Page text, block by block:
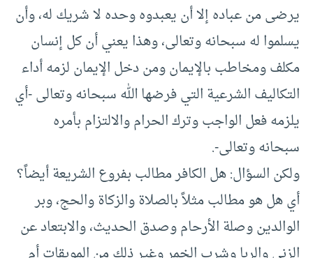
يرضى من عباده إلا أن يعبدوه وحده لا شريك له، وأن
يسلموا له سبحانه وتعالى، وهذا يعني أن كل إنسان
مكلف ومخاطب بالإيمان ومن دخل الإيمان لزمه أداء
التكاليف الشرعية التي فرضها الله سبحانه وتعالى -أي
يلزمه فعل الواجب وترك الحرام والالتزام بأمره
سبحانه وتعالى-.
ولكن السؤال: هل الكافر مطالب بفروع الشريعة أيضاً؟
أي هل هو مطالب مثلاً بالصلاة والزكاة والحج، وبر
الوالدين وصلة الأرحام وصدق الحديث، والابتعاد عن